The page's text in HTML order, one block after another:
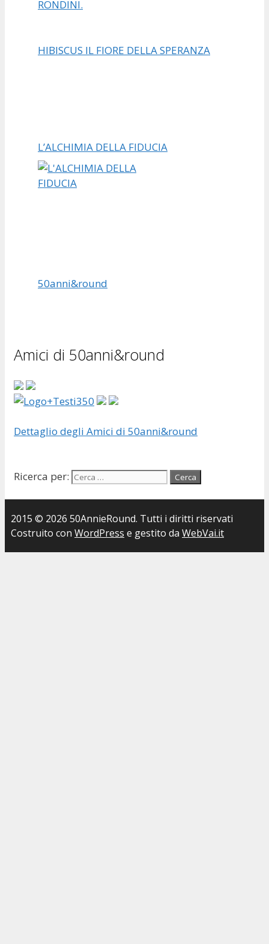
HIBISCUS IL FIORE DELLA SPERANZA
L’ALCHIMIA DELLA FIDUCIA
50anni&round
Amici di 50anni&round
Dettaglio degli Amici di 50anni&round
Ricerca per:
2015 © 2026 50AnnieRound. Tutti i diritti riservati
Costruito con WordPress e gestito da WebVai.it